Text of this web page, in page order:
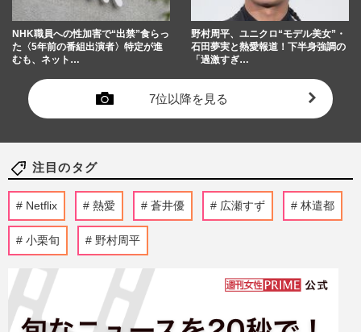
NHK職員への性加害で“出禁”食らっ
た〈5年前の番組出演者〉特定が進
むも、ネット…
野村周平、ユニクロ“モデル美女”・
石田夢実と熱愛報道！下半身強調の
「過激すぎ…
7位以降を見る
注目のタグ
Netflix 熱愛 蒼井優 広瀬すず 林遣都
小栗旬 野村周平